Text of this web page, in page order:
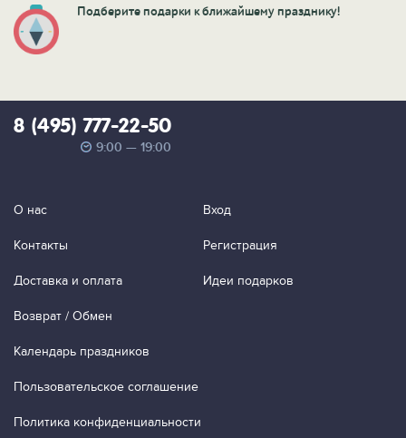
Подберите подарки к ближайшему празднику!
8 (495) 777-22-50
9:00 — 19:00
О нас
Контакты
Доставка и оплата
Возврат / Обмен
Календарь праздников
Пользовательское соглашение
Политика конфиденциальности
Вход
Регистрация
Идеи подарков